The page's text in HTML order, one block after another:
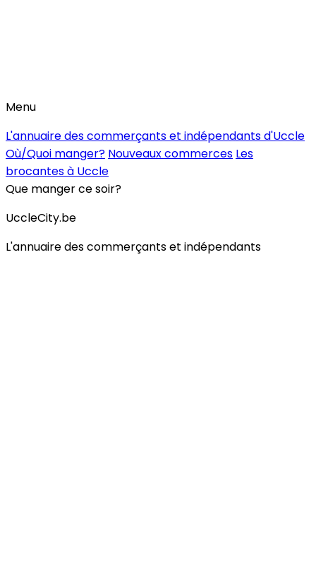
Menu
L'annuaire des commerçants et indépendants d'Uccle
Où/Quoi manger? Nouveaux commerces Les
brocantes à Uccle
Que manger ce soir?
UccleCity.be
L'annuaire des commerçants et indépendants